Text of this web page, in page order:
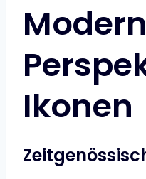
Ikonen